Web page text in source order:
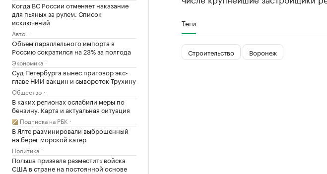
Когда ВС России отменяет наказание
для пьяных за рулем. Список
исключений
Авто
Объем параллельного импорта в
Россию сократился на 23% за полгода
Экономика
Суд Петербурга вынес приговор экс-
главе НИИ вакцин и сывороток Трухину
Общество
В каких регионах ослабили меры по
бензину. Карта и актуальная ситуация
Подписка на РБК
В Ялте разминировали выброшенный
на берег морской катер
Политика
Польша призвала разместить войска
США в стране на постоянной основе
Теги
Строительство Воронеж